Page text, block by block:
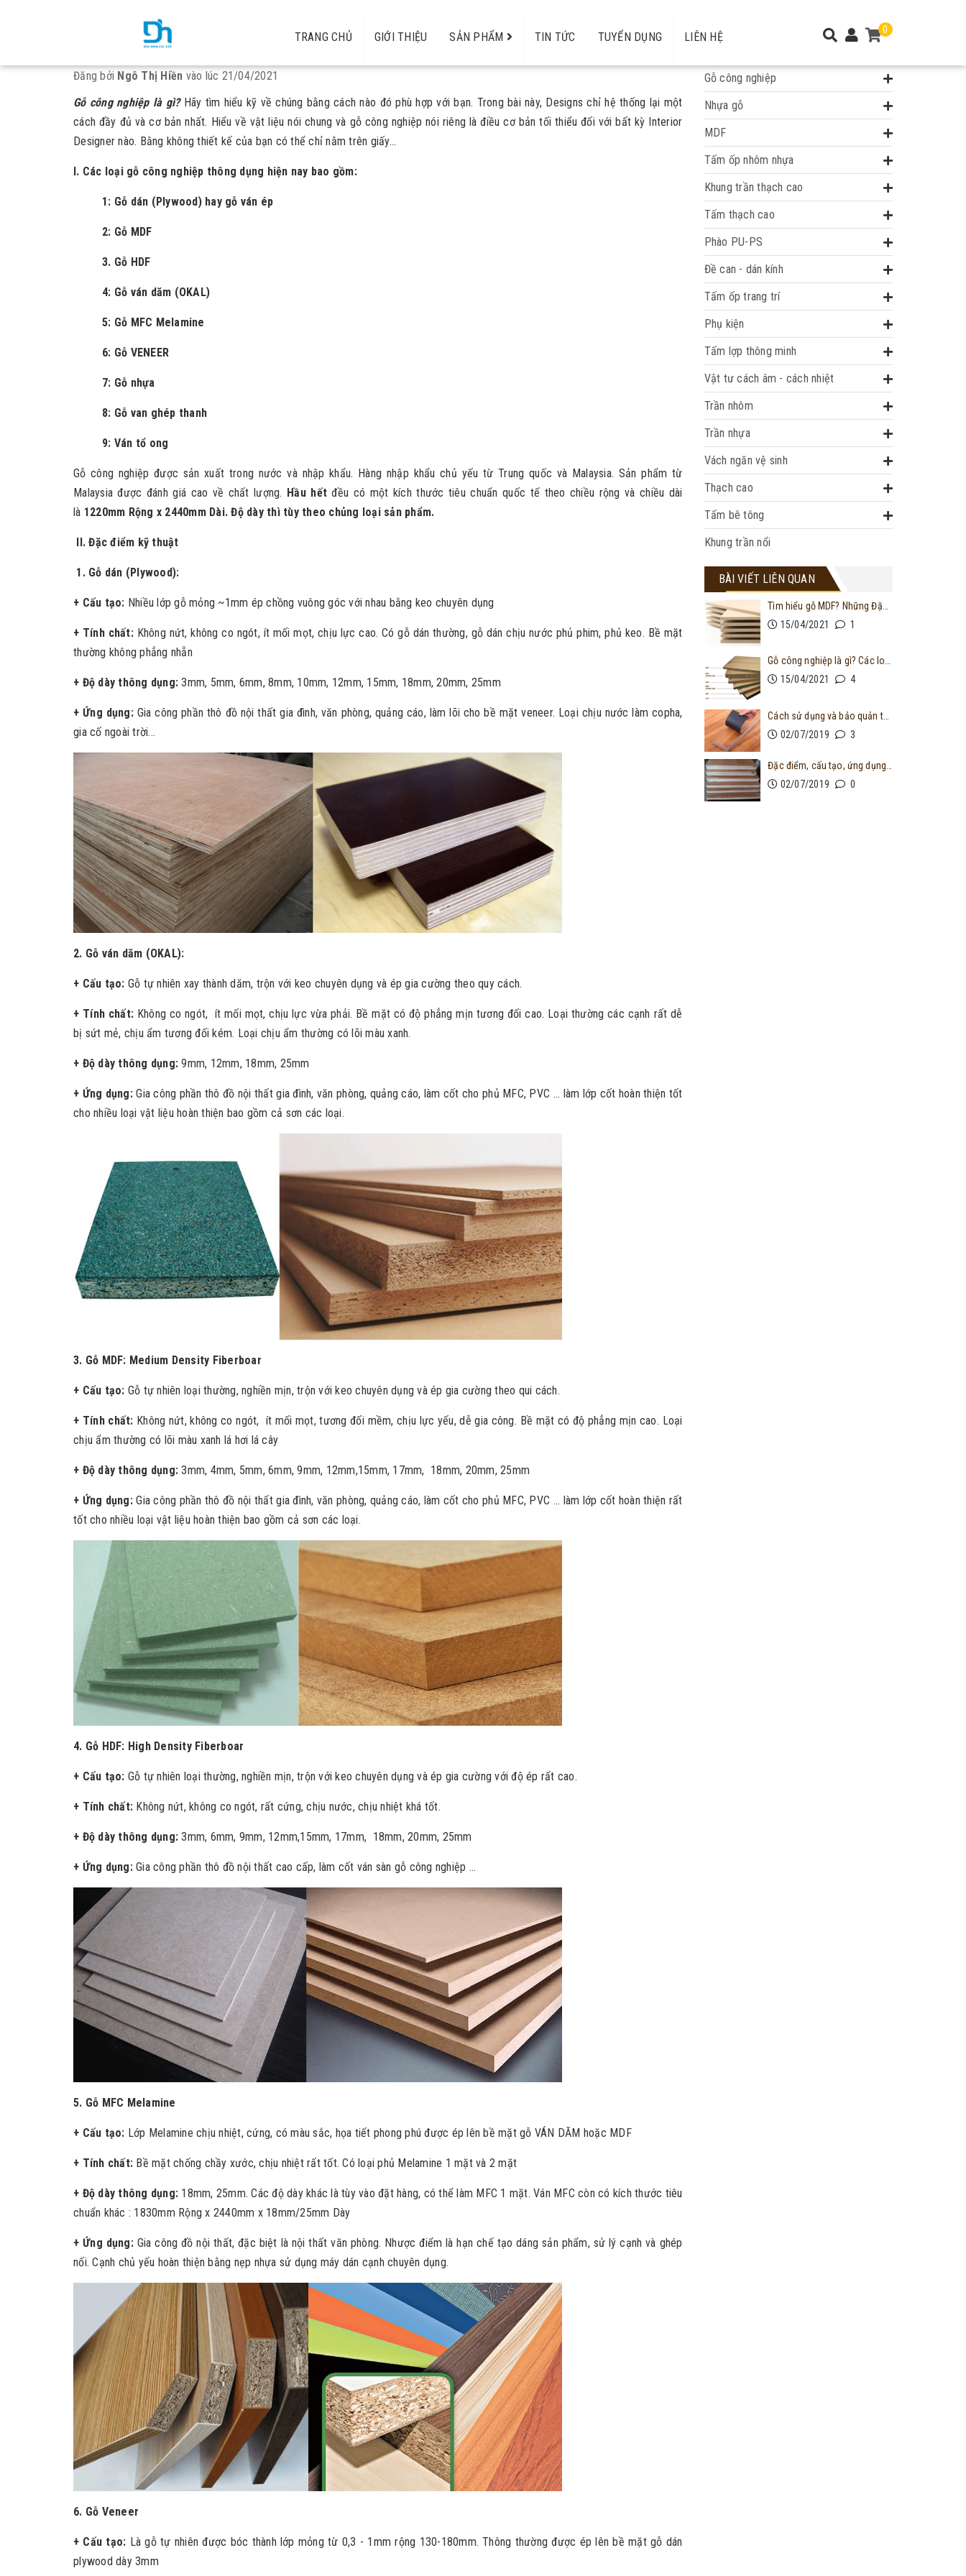
TRANG CHỦ GIỚI THIỆU SẢN PHẨM TIN TỨC TUYỂN DỤNG LIÊN HỆ
0
Kiến thức cơ bản về gỗ công nghiệp trong thiết kế nội thất hiện đại
Đăng bởi Ngô Thị Hiền vào lúc 21/04/2021
Gỗ công nghiệp là gì? Hãy tìm hiểu kỹ về chúng bằng cách nào đó phù hợp với bạn. Trong bài này, Designs chỉ hệ thống lại một
cách đầy đủ và cơ bản nhất. Hiểu về vật liệu nói chung và gỗ công nghiệp nói riêng là điều cơ bản tối thiểu đối với bất kỳ Interior
Designer nào. Bằng không thiết kế của bạn có thể chỉ nằm trên giấy...
I. Các loại gỗ công nghiệp thông dụng hiện nay bao gồm:
1: Gỗ dán (Plywood) hay gỗ ván ép
2: Gỗ MDF
3. Gỗ HDF
4: Gỗ ván dăm (OKAL)
5: Gỗ MFC Melamine
6: Gỗ VENEER
7: Gỗ nhựa
8: Gỗ van ghép thanh
9: Ván tổ ong
Gỗ công nghiệp được sản xuất trong nước và nhập khẩu. Hàng nhập khẩu chủ yếu từ Trung quốc và Malaysia. Sản phẩm từ
Malaysia được đánh giá cao về chất lượng. Hầu hết đều có một kích thước tiêu chuẩn quốc tế theo chiều rộng và chiều dài
là 1220mm Rộng x 2440mm Dài. Độ dày thì tùy theo chủng loại sản phẩm.
II. Đặc điểm kỹ thuật
1. Gỗ dán (Plywood):
+ Cấu tạo: Nhiều lớp gỗ mỏng ~1mm ép chồng vuông góc với nhau bằng keo chuyên dụng
+ Tính chất:Không nứt, không co ngót, ít mối mọt, chịu lực cao. Có gỗ dán thường, gỗ dán chịu nước phủ phim, phủ keo. Bề mặt
thường không phẳng nhẵn
+ Độ dày thông dụng:3mm, 5mm, 6mm, 8mm, 10mm, 12mm, 15mm, 18mm, 20mm, 25mm
+ Ứng dụng:Gia công phần thô đồ nội thất gia đình, văn phòng, quảng cáo, làm lõi cho bề mặt veneer. Loại chịu nước làm copha,
gia cố ngoài trời...
2. Gỗ ván dăm (OKAL):
+ Cấu tạo: Gỗ tự nhiên xay thành dăm, trộn với keo chuyên dụng và ép gia cường theo quy cách.
+ Tính chất: Không co ngót, ít mối mọt, chịu lực vừa phải. Bề mặt có độ phẳng mịn tương đối cao. Loại thường các cạnh rất dễ
bị sứt mẻ, chịu ẩm tương đối kém. Loại chịu ẩm thường có lõi màu xanh.
+ Độ dày thông dụng:9mm, 12mm, 18mm, 25mm
+ Ứng dụng:Gia công phần thô đồ nội thất gia đình, văn phòng, quảng cáo, làm cốt cho phủ MFC, PVC ... làm lớp cốt hoàn thiện tốt
cho nhiều loại vật liệu hoàn thiện bao gồm cả sơn các loại.
3. Gỗ MDF: Medium Density Fiberboar
+ Cấu tạo: Gỗ tự nhiên loại thường, nghiền mịn, trộn với keo chuyên dụng và ép gia cường theo qui cách.
+ Tính chất: Không nứt, không co ngót, ít mối mọt, tương đối mềm, chịu lực yếu, dễ gia công. Bề mặt có độ phẳng mịn cao. Loại
chịu ẩm thường có lõi màu xanh lá hơi lá cây
+ Độ dày thông dụng:3mm, 4mm, 5mm, 6mm, 9mm, 12mm,15mm, 17mm, 18mm, 20mm, 25mm
+ Ứng dụng:Gia công phần thô đồ nội thất gia đình, văn phòng, quảng cáo, làm cốt cho phủ MFC, PVC ... làm lớp cốt hoàn thiện rất
tốt cho nhiều loại vật liệu hoàn thiện bao gồm cả sơn các loại.
4. Gỗ HDF: High Density Fiberboar
+ Cấu tạo: Gỗ tự nhiên loại thường, nghiền mịn, trộn với keo chuyên dụng và ép gia cường với độ ép rất cao.
+ Tính chất: Không nứt, không co ngót, rất cứng, chịu nước, chịu nhiệt khá tốt.
+ Độ dày thông dụng:3mm, 6mm, 9mm, 12mm,15mm, 17mm, 18mm, 20mm, 25mm
+ Ứng dụng:Gia công phần thô đồ nội thất cao cấp, làm cốt ván sàn gỗ công nghiệp ...
5. Gỗ MFC Melamine
+ Cấu tạo: Lớp Melamine chịu nhiệt, cứng, có màu sắc, họa tiết phong phú được ép lên bề mặt gỗ VÁN DĂM hoặc MDF
+ Tính chất: Bề mặt chống chầy xước, chịu nhiệt rất tốt. Có loại phủ Melamine 1 mặt và 2 mặt
+ Độ dày thông dụng: 18mm, 25mm. Các độ dày khác là tùy vào đặt hàng, có thể làm MFC 1 mặt. Ván MFC còn có kích thước tiêu
chuẩn khác : 1830mm Rộng x 2440mm x 18mm/25mm Dày
+ Ứng dụng:Gia công đồ nội thất, đặc biệt là nội thất văn phòng. Nhược điểm là hạn chế tạo dáng sản phẩm, sử lý cạnh và ghép
nối. Cạnh chủ yếu hoàn thiện bằng nẹp nhựa sử dụng máy dán cạnh chuyên dụng.
6. Gỗ Veneer
+ Cấu tạo: Là gỗ tự nhiên được bóc thành lớp mỏng từ 0,3 - 1mm rộng 130-180mm. Thông thường được ép lên bề mặt gỗ dán
plywood dày 3mm
Gỗ công nghiệp
Nhựa gỗ
MDF
Tấm ốp nhôm nhựa
Khung trần thạch cao
Tấm thạch cao
Phào PU-PS
Đề can - dán kính
Tấm ốp trang trí
Phụ kiện
Tấm lợp thông minh
Vật tư cách âm - cách nhiệt
Trần nhôm
Trần nhựa
Vách ngăn vệ sinh
Thạch cao
Tấm bê tông
Khung trần nổi
BÀI VIẾT LIÊN QUAN
15/04/2021
1
15/04/2021
4
Cách sử dụng và bảo quản tủ quần áo bằng gỗ công nghiệp
02/07/2019
3
02/07/2019
0